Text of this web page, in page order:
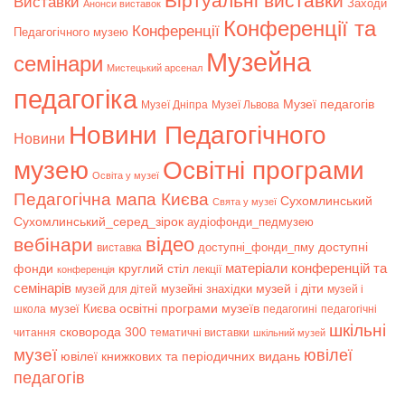
Анонси виставок Заходи
Педагогічного музею Конференції Конференції та
семінари Мистецький арсенал Музейна
педагогіка Музеї Дніпра Музеї Львова Музеї педагогів
Новини Новини Педагогічного
музею Освіта у музеї Освітні програми
Педагогічна мапа Києва Свята у музеї Сухомлинський
Сухомлинський_серед_зірок аудіофонди_педмузею
вебінари виставка відео доступні_фонди_пму доступні
фонди конференція круглий стіл лекції матеріали конференцій та
семінарів музей для дітей музейні знахідки музей і діти музей і
школа музеї Києва освітні програми музеїв педагогині педагогічні
читання сковорода 300 тематичні виставки шкільний музей шкільні
музеї ювілеї книжкових та періодичних видань ювілеї
педагогів